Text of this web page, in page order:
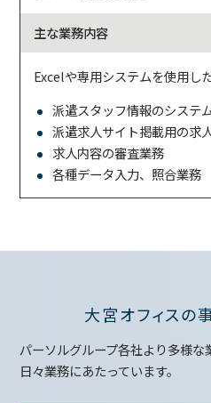
主な業務内容
Excelや専用システムを使用し
派遣スタッフ情報のシステ
派遣求人サイト掲載用の求
求人内容の審査業務
各種データ入力、照合業務
大宮オフィスの
パーソルグループ各社より多様
日々業務にあたっています。